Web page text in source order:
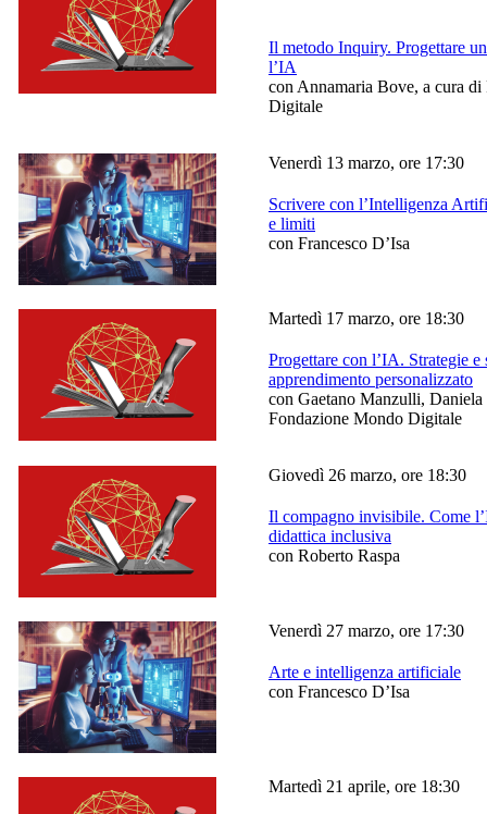
Il metodo Inquiry. Progettare
l’IA
con Annamaria Bove, a cura di
Digitale
Venerdì 13 marzo, ore 17:30
Scrivere con l’Intelligenza
e limiti
con Francesco D’Isa
Martedì 17 marzo, ore 18:30
Progettare con l’IA. Strategie e
apprendimento personalizzato
con Gaetano Manzulli,
Fondazione Mondo Digitale
Giovedì 26 marzo, ore 18:30
Il compagno invisibile. Come
didattica inclusiva
con Roberto Raspa
Venerdì 27 marzo, ore 17:30
Arte e intelligenza artificiale
con Francesco D’Isa
Martedì 21 aprile, ore 18:30